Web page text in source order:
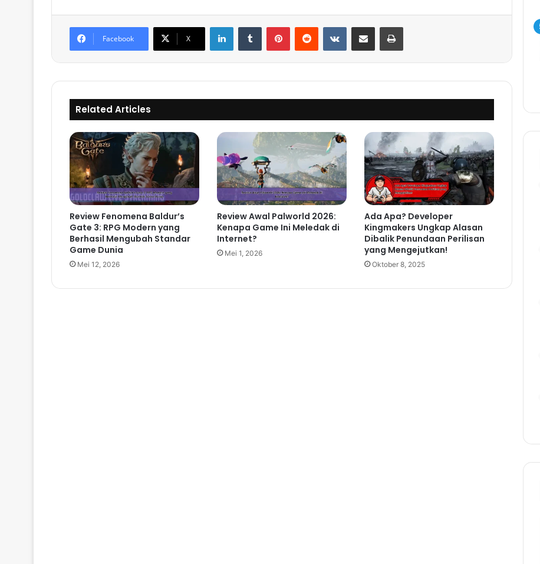
Facebook X
Related Articles
Review Fenomena Baldur’s
Gate 3: RPG Modern yang
Berhasil Mengubah Standar
Game Dunia
Mei 12, 2026
Review Awal Palworld 2026:
Kenapa Game Ini Meledak di
Internet?
Mei 1, 2026
Ada Apa? Developer
Kingmakers Ungkap Alasan
Dibalik Penundaan Perilisan
yang Mengejutkan!
Oktober 8, 2025